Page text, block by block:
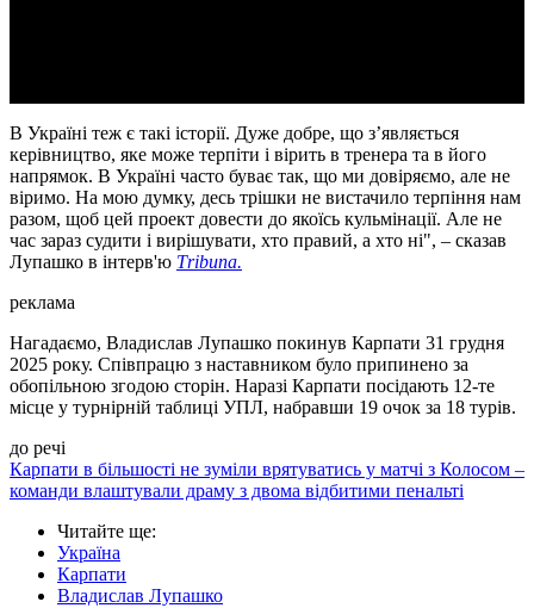
В Україні теж є такі історії. Дуже добре, що з’являється
керівництво, яке може терпіти і вірить в тренера та в його
напрямок. В Україні часто буває так, що ми довіряємо, але не
віримо. На мою думку, десь трішки не вистачило терпіння нам
разом, щоб цей проект довести до якоїсь кульмінації. Але не
час зараз судити і вирішувати, хто правий, а хто ні", – сказав
Лупашко в інтерв'ю Тribuna.
реклама
Нагадаємо, Владислав Лупашко покинув Карпати 31 грудня
2025 року. Співпрацю з наставником було припинено за
обопільною згодою сторін. Наразі Карпати посідають 12-те
місце у турнірній таблиці УПЛ, набравши 19 очок за 18 турів.
до речі
Карпати в більшості не зуміли врятуватись у матчі з Колосом –
команди влаштували драму з двома відбитими пенальті
Читайте ще:
Україна
Карпати
Владислав Лупашко